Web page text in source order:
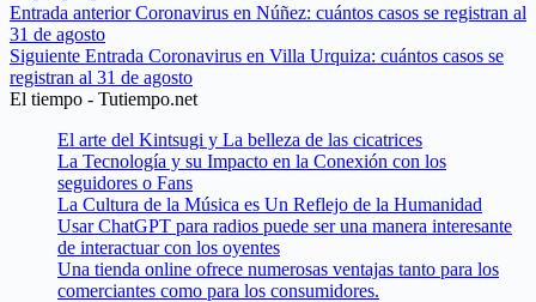
Entrada anteriorCoronavirus en Núñez: cuántos casos se registran al
31 de agosto
Siguiente Entrada Coronavirus en Villa Urquiza: cuántos casos se
registran al 31 de agosto
El tiempo - Tutiempo.net
El arte del Kintsugi y La belleza de las cicatrices
La Tecnología y su Impacto en la Conexión con los
seguidores o Fans
La Cultura de la Música es Un Reflejo de la Humanidad
Usar ChatGPT para radios puede ser una manera interesante
de interactuar con los oyentes
Una tienda online ofrece numerosas ventajas tanto para los
comerciantes como para los consumidores.